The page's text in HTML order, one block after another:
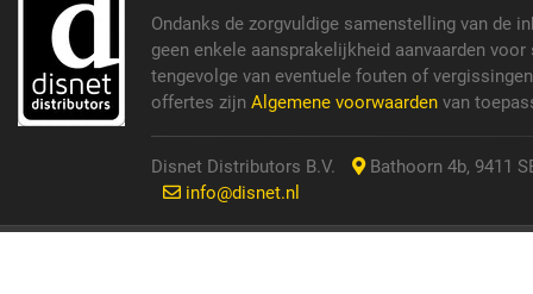
Ondanks de zorgvuldige samenstelling van de
geen enkele aansprakelijkheid aanvaarden
tengevolge van eventuele fouten of
offertes zijn Algemene voorwaarden van
Disnet Distributors B.V.
Bathoorn 4b, 9411
info@disnet.nl